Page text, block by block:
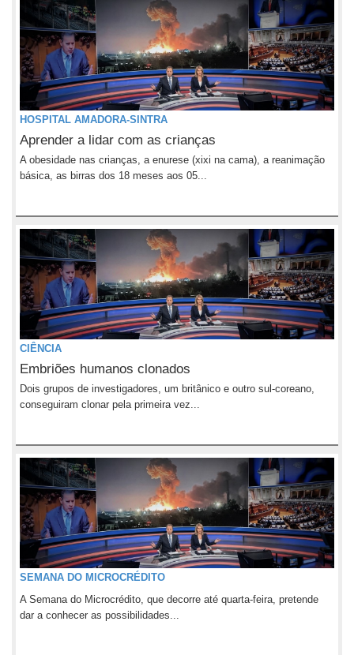
HOSPITAL AMADORA-SINTRA
Aprender a lidar com as crianças
A obesidade nas crianças, a enurese (xixi na cama), a reanimação
básica, as birras dos 18 meses aos 05...
CIÊNCIA
Embriões humanos clonados
Dois grupos de investigadores, um britânico e outro sul-coreano,
conseguiram clonar pela primeira vez...
SEMANA DO MICROCRÉDITO
A Semana do Microcrédito, que decorre até quarta-feira, pretende
dar a conhecer as possibilidades...